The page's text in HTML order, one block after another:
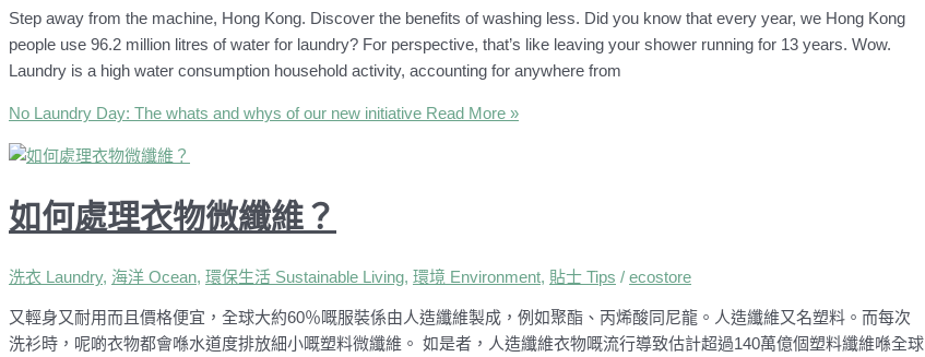
Step away from the machine, Hong Kong. Discover the benefits of washing less. Did you know that every year, we Hong Kong
people use 96.2 million litres of water for laundry? For perspective, that’s like leaving your shower running for 13 years. Wow.
Laundry is a high water consumption household activity, accounting for anywhere from
No Laundry Day: The whats and whys of our new initiative Read More »
如何處理衣物微纖維？
洗衣 Laundry, 海洋 Ocean, 環保生活 Sustainable Living, 環境 Environment, 貼士 Tips / ecostore
又輕身又耐用而且價格便宜，全球大約60％嘅服裝係由人造纖維製成，例如聚酯、丙烯酸同尼龍。人造纖維又名塑料。而每次
洗衫時，呢啲衣物都會喺水道度排放細小嘅塑料微纖維。 如是者，人造纖維衣物嘅流行導致估計超過140萬億個塑料纖維喺全球